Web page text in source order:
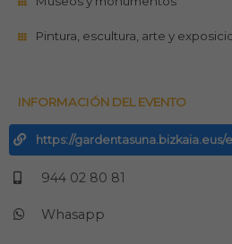
Pintura, escultura, arte y
INFORMACIÓN DEL EVENTO
https://
944 02 80 81
Whasapp